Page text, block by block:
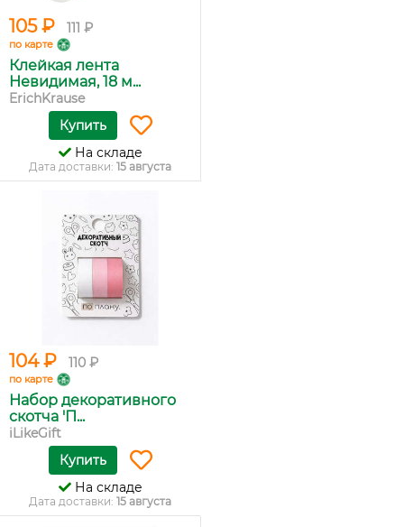
105 ₽ 111 ₽
по карте
Клейкая лента
Невидимая, 18 м...
ErichKrause
Купить
На складе
Дата доставки: 15 августа
104 ₽ 110 ₽
по карте
Набор декоративного
скотча 'П...
iLikeGift
Купить
На складе
Дата доставки: 15 августа